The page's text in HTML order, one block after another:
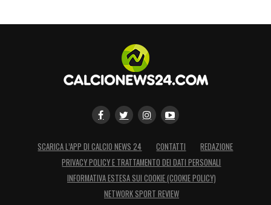
SCARICA L’APP DI CALCIO NEWS 24 CONTATTI
REDAZIONE
PRIVACY POLICY E TRATTAMENTO DEI DATI PERSONALI
INFORMATIVA ESTESA SUI COOKIE (COOKIE POLICY)
NETWORK SPORT REVIEW